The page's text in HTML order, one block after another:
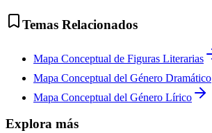
Temas Relacionados
Mapa Conceptual de Figuras Literarias
Mapa Conceptual del Género Dramático
Mapa Conceptual del Género Lírico
Explora más